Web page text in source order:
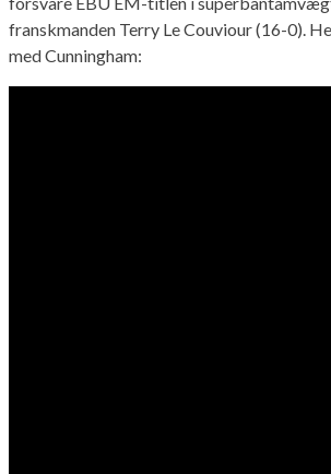
franskmanden Terry Le Couviour (16-0).
med Cunningham: